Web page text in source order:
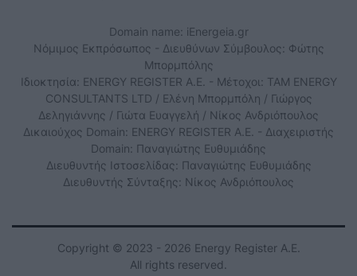
Domain name: iEnergeia.gr
Νόμιμος Εκπρόσωπος - Διευθύνων Σύμβουλος: Φώτης
Μπορμπόλης
Ιδιοκτησία: ENERGY REGISTER Α.Ε. - Μέτοχοι: TAM ENERGY
CONSULTANTS LTD / Ελένη Μπορμπόλη / Γιώργος
Δεληγιάννης / Γιώτα Ευαγγελή / Νίκος Ανδριόπουλος
Δικαιούχος Domain: ENERGY REGISTER Α.Ε. - Διαχειριστής
Domain: Παναγιώτης Ευθυμιάδης
Διευθυντής Ιστοσελίδας: Παναγιώτης Ευθυμιάδης
Διευθυντής Σύνταξης: Νίκος Ανδριόπουλος
Copyright © 2023 - 2026 Energy Register Α.Ε.
All rights reserved.